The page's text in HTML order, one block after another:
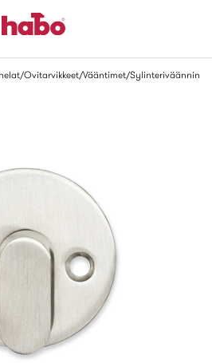
Ovitarvikkeet Vääntimet Sylinteriväännin